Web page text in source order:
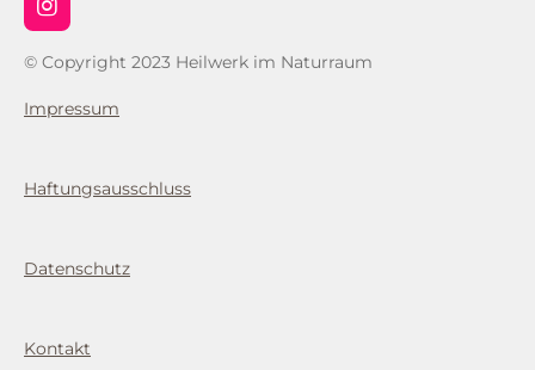
I
n
s
a
g
m
© Copyright 2023 Heilwerk im Naturraum
Impressum
Haftungsausschluss
Datenschutz
Kontakt